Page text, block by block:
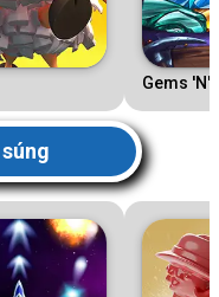
Gems 'N'